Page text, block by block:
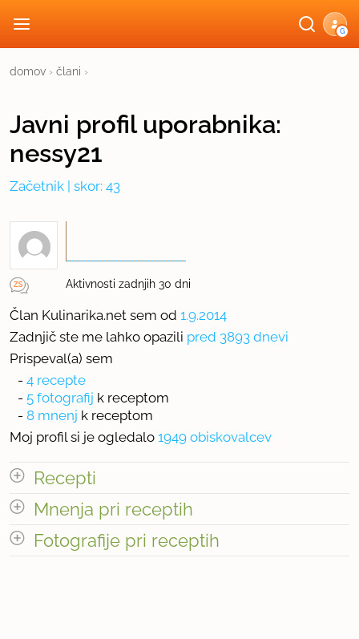
G
domov › člani ›
Javni profiluporabnika:
nessy21
Začetnik | skor: 43
Aktivnosti zadnjih 30 dni
Član Kulinarika.net sem od 1.9.2014
Zadnjič ste me lahko opazili pred 3893 dnevi
Prispeval(a) sem
- 4 recepte
- 5 fotografij k receptom
- 8 mnenj k receptom
Moj profil si je ogledalo 1949 obiskovalcev
Recepti
Število receptov: 4
Mnenja pri receptih
odpri vse
Fotografije pri receptih